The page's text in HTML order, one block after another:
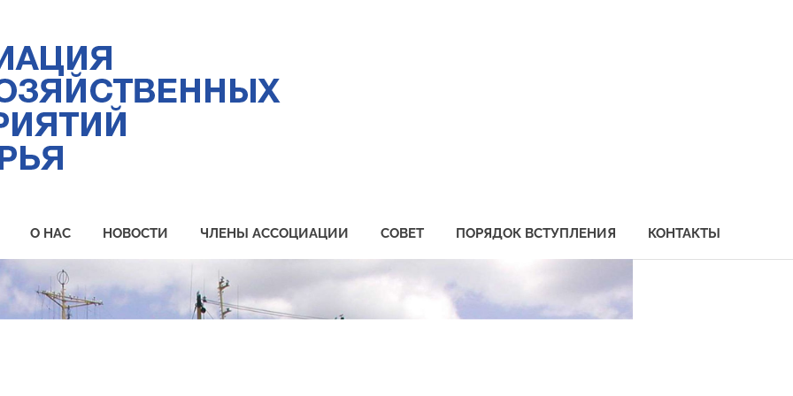
О НАС НОВОСТИ ЧЛЕНЫ АССОЦИАЦИИ СОВЕТ ПОРЯДОК ВСТУПЛЕНИЯ КОНТАКТЫ